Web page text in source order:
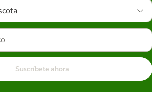
Suscríbete ahora